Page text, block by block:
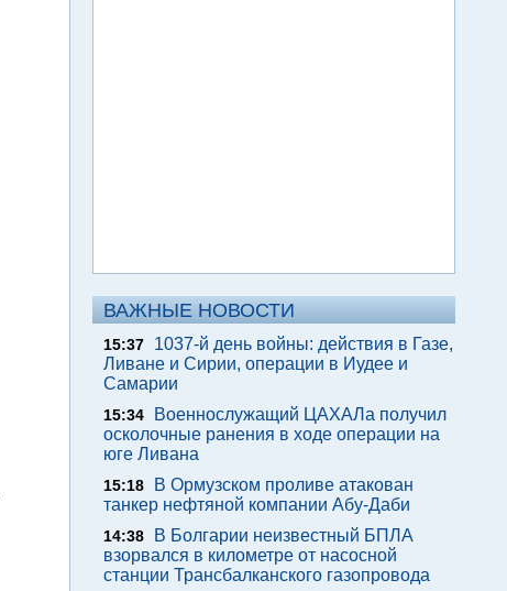
ВАЖНЫЕ НОВОСТИ
15:37
1037-й день войны: действия в Газе,
Ливане и Сирии, операции в Иудее и
Самарии
15:34
Военнослужащий ЦАХАЛа получил
осколочные ранения в ходе операции на
юге Ливана
15:18
В Ормузском проливе атакован
танкер нефтяной компании Абу-Даби
14:38
В Болгарии неизвестный БПЛА
взорвался в километре от насосной
станции Трансбалканского газопровода